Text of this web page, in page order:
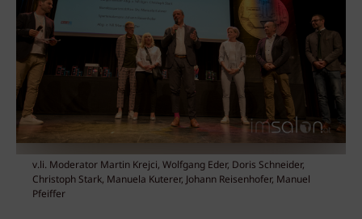
v.li. Moderator Martin Krejci, Wolfgang Eder, Doris Schneider,
Christoph Stark, Manuela Kuterer, Johann Reisenhofer, Manuel
Pfeiffer